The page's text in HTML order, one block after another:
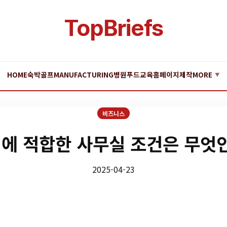
TopBriefs
HOME숙박골프MANUFACTURING병원푸드교육홈페이지제작MORE ▼
비즈니스
적합한 사무실 조건은 무엇
2025-04-23